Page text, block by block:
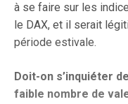
à se faire sur les
le DAX, et il serait
période estivale.
Doit-on s’inquiéter
faible nombre de